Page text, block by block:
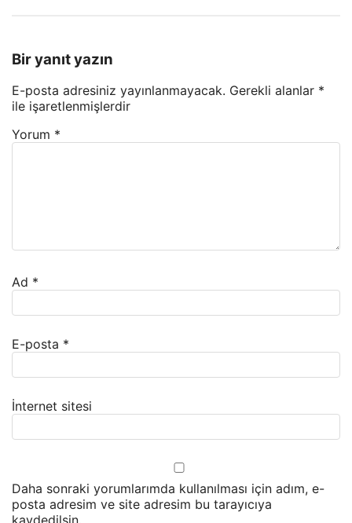
Bir yanıt yazın
E-posta adresiniz yayınlanmayacak. Gerekli alanlar *
ile işaretlenmişlerdir
Yorum *
Ad *
E-posta *
İnternet sitesi
Daha sonraki yorumlarımda kullanılması için adım, e-
posta adresim ve site adresim bu tarayıcıya